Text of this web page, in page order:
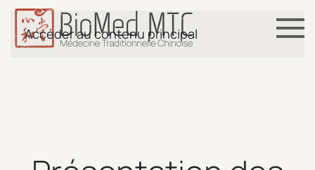
Accéder au contenu principal